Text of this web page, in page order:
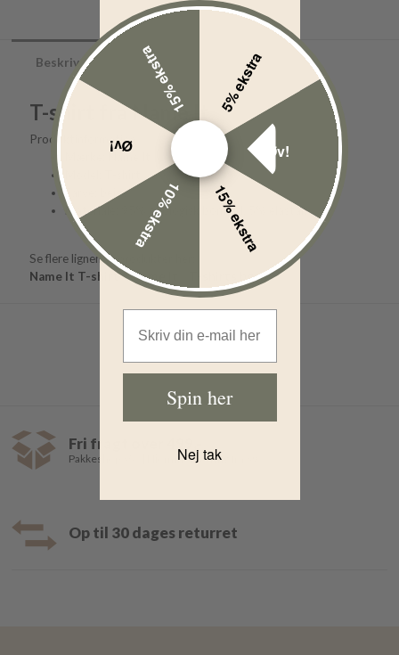
Beskrivelse
T-shirt fra Name It
Produktinformation
Farve: beige
Materiale: 95% økologisk bomuld, 5% elastan
Se flere lignende produkter her:
Name It T-shirt
Name It T-shirts børn
Fri fragt over 499,-
Pakkeshop 35,- | Hjemmelevering fra 39,-
Op til 30 dages returret
5% ekstra
Øv!
15% ekstra
10% ekstra
Øv!
15% ekstra
Spin her
Nej tak